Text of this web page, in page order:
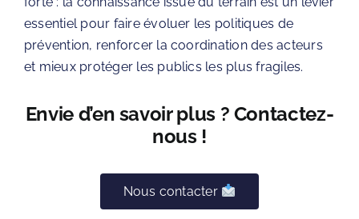
essentiel pour faire évoluer les politiques de
prévention, renforcer la coordination des acteurs
et mieux protéger les publics les plus fragiles.
Envie d’en savoir plus ? Contactez-
nous !
Nous contacter